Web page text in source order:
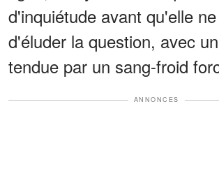
d'inquiétude avant qu'elle
d'éluder la question, avec
tendue par un sang-froid
ANNONCES